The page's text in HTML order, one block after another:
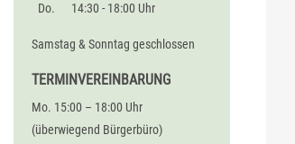
Do.
14:30 - 18:00 Uhr
Samstag & Sonntag geschlossen
TERMINVEREINBARUNG
Mo. 15:00 – 18:00 Uhr
(überwiegend Bürgerbüro)